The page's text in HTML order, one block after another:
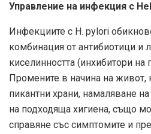
Управление на инфекция с
Инфекциите с H. pylori
комбинация от антибиотици и
киселинността (инхибитори на
Промените в начина на живот,
пикантни храни, намаляване
на подходяща хигиена, също
справяне със симптомите и